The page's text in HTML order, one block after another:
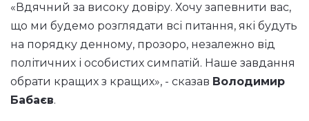
«Вдячний за високу довіру. Хочу запевнити вас,
що ми будемо розглядати всі питання, які будуть
на порядку денному, прозоро, незалежно від
політичних і особистих симпатій. Наше завдання
обрати кращих з кращих», - сказав Володимир
Бабаєв.